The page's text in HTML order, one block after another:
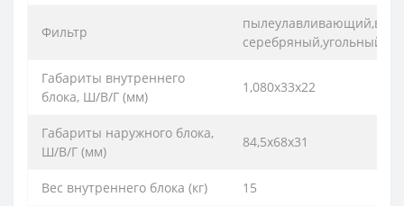
Фильтр
серебряный,угольный
Габариты внутреннего
блока, Ш/В/Г (мм)
1,080х33х22
Габариты наружного блока,
Ш/В/Г (мм)
84,5х68х31
Вес внутреннего блока (кг) 15